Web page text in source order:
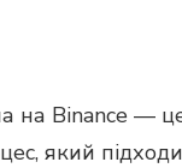
на Binance —
який